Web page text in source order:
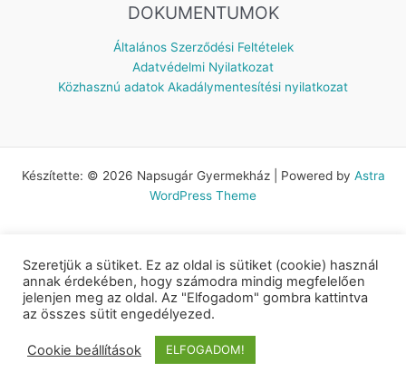
DOKUMENTUMOK
Általános Szerződési Feltételek
Adatvédelmi Nyilatkozat
Közhasznú adatok Akadálymentesítési nyilatkozat
Készítette: © 2026 Napsugár Gyermekház | Powered by Astra
WordPress Theme
Szeretjük a sütiket. Ez az oldal is sütiket (cookie) használ
annak érdekében, hogy számodra mindig megfelelően
jelenjen meg az oldal. Az "Elfogadom" gombra kattintva
az összes sütit engedélyezed.
Cookie beállítások ELFOGADOM!